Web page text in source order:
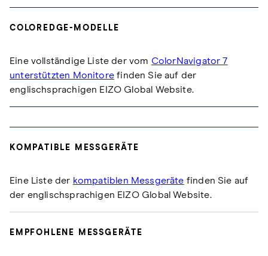
COLOREDGE-MODELLE
Eine vollständige Liste der vom ColorNavigator 7
unterstützten Monitorefinden Sie auf der
englischsprachigen EIZO Global Website.
KOMPATIBLE MESSGERÄTE
Eine Liste der kompatiblen Messgeräte finden Sie auf
der englischsprachigen EIZO Global Website.
EMPFOHLENE MESSGERÄTE